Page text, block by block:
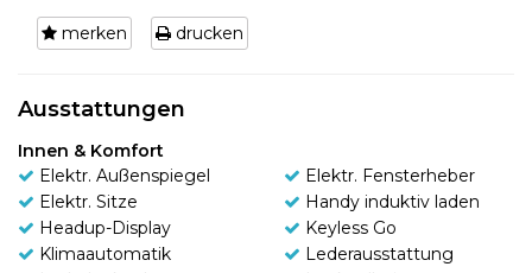
merken drucken
Ausstattungen
Innen & Komfort
Elektr. Außenspiegel
Elektr. Fensterheber
Elektr. Sitze
Handy induktiv laden
Headup-Display
Keyless Go
Klimaautomatik
Lederausstattung